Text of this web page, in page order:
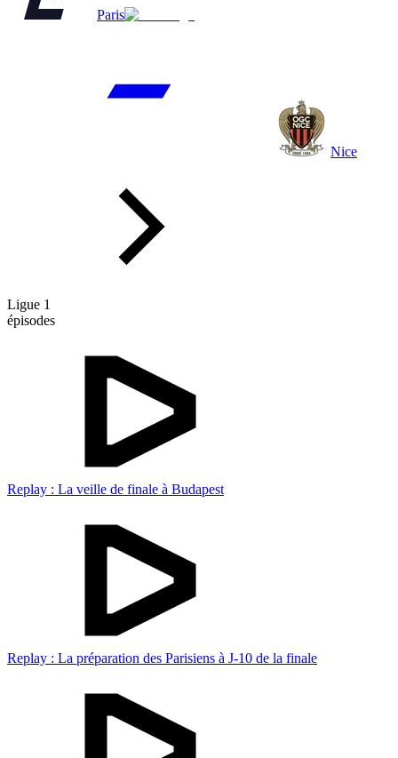
Paris
Nice
Ligue 1
épisodes
Replay : La veille de finale à Budapest
Replay : La préparation des Parisiens à J-10 de la finale